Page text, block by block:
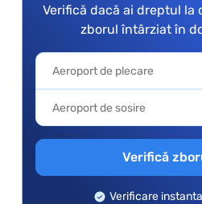
Verifică dacă ai dreptul la
zborul întârziat în
Verifică
Verificare